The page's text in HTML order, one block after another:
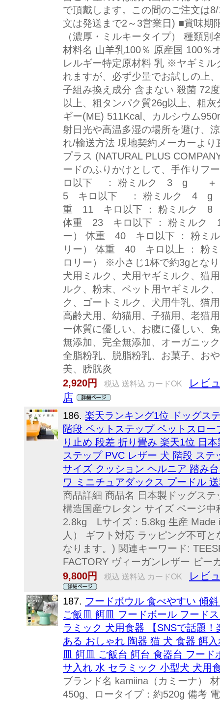
で頂戴します。この間のご注文は
文は発送まで2～3営業日) ■賞味期
（濃厚・ミルキータイプ） 種類
材料名 山羊乳100％ 原産国 100
レルギー特定原材料 乳 ※ヤギミル
れますが、必ず少量でお試しの上
子組み換え成分 含まない 殺菌 72
以上、粗タンパク質26g以上、粗
ギー(ME) 511Kcal、カルシウム
射日光や高温多湿の場所を避け、
れ/輸送方法 現地契約メーカーよ
プラス (NATURAL PLUS
ードのふりかけとして、手作り
ロ以下 ： 粉ミルク 3 g ＋
5 キロ以下 ： 粉ミルク 4
重 11 キロ以下 ： 粉ミル
体重 23 キロ以下 ： 粉ミル
ー） 体重 40 キロ以下 ： 粉
リー） 体重 40 キロ以上 ：
ロリー） ※小さじ1杯で約3gとな
犬用ミルク、犬用ヤギミルク、猫
ルク、粉末、ペット用ヤギミルク
ク、ゴートミルク、犬用牛乳、猫
高齢犬用、幼猫用、子猫用、老猫
ー体質に優しい、お腹に優しい、
無添加、完全無添加、オーガニッ
全脂粉乳、脱脂粉乳、お菓子、お
美、膀胱炎
2,920円
税込 送料込 カードOK
レビ
店
186. 楽天ランキング1位 ドッグス
階段 ペットステップ ペットスロ
り止め 段差 折り畳み 楽天1位 日
ステップ PVC レザー 犬 階段 ス
サイズ クッション ヘルニア 踏み
ワ ミニチュアダックス プードル
商品詳細 商品名 日本製ドッグス
構造国産ウレタン サイズ ページ
2.8kg Lサイズ：5.8kg 生産 Made
人） ギフト対応 ラッピング不可
なります。) 関連キーワード:
FACTORY ヴィーガンレザー ビー
9,800円
税込 送料込 カードOK レビ
187. フードボウル 食べやすい 傾
ご飯皿 餌皿 フードボール フード
ラミック 犬用食器 【SNSで話題
ある おしゃれ 陶器 猫 犬 食器 餌
皿 餌皿 ご飯台 餌台 食器台 フー
サ入れ 水 セラミック 小型犬 犬用
ブランド名 kamiina（カミーナ）
450g、ロータイプ：約520g 備考